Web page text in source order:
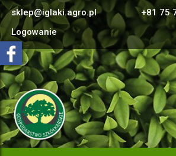
sklep@iglaki.agro.pl
+81 75
Logowanie